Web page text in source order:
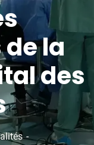
la
des